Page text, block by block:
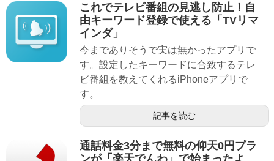
これでテレビ番組の見逃し防止！自
由キーワード登録で使える「TVリマ
インダ」
今までありそうで実は無かったアプリで
す。設定したキーワードに合致するテレ
ビ番組を教えてくれるiPhoneアプリで
す。
記事を読む
通話料金3分まで無料の仰天0円プラ